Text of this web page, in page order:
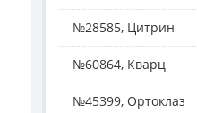
№28585, Цитрин
№60864, Кварц
№45399, Ортоклаз